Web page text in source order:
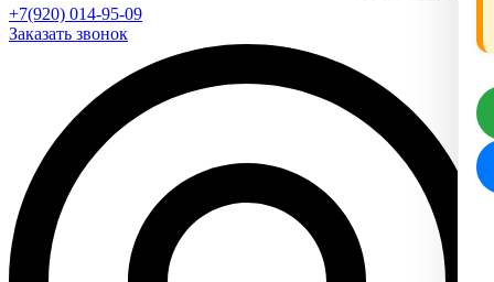
+7(920) 014-95-09
Заказать звонок